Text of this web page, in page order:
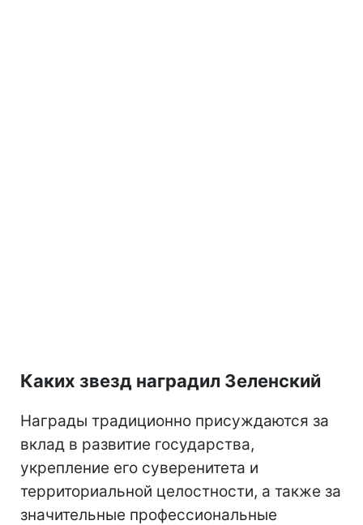
Каких звезд наградил Зеленский
Награды традиционно присуждаются за
вклад в развитие государства,
укрепление его суверенитета и
территориальной целостности, а также за
значительные профессиональные